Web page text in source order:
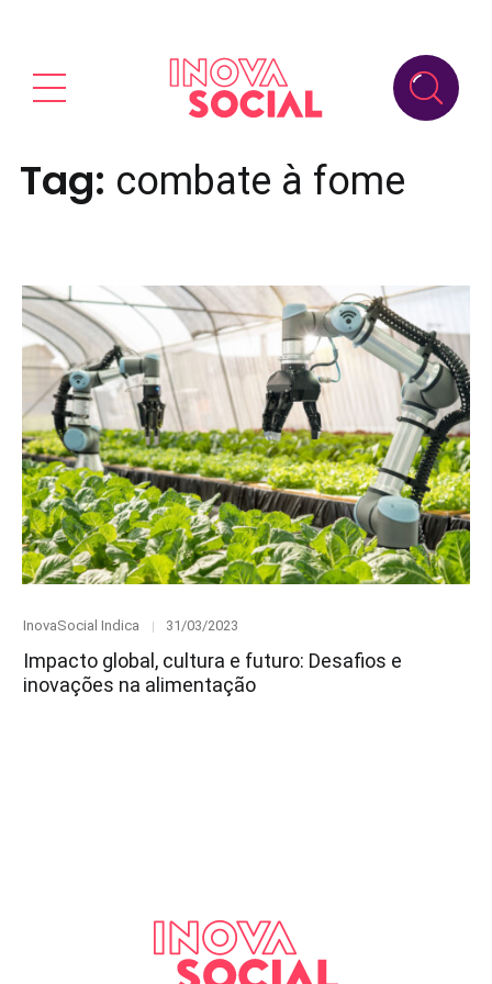
Tag: combate à fome
Category
InovaSocial Indica
Posted
31/03/2023
Impacto global, cultura e futuro: Desafios e
inovações na alimentação